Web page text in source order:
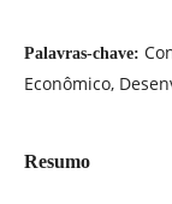
Palavras-chave:
Econômico,
Resumo